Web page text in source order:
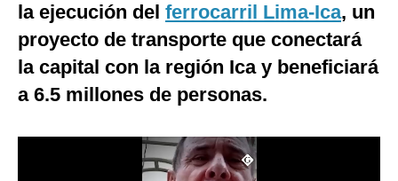
Internacional
Tecnología
Club del Suscriptor
la ejecución del ferrocarril Lima-Ica, un
proyecto de transporte que conectará
la capital con la región Ica y beneficiará
a 6.5 millones de personas.